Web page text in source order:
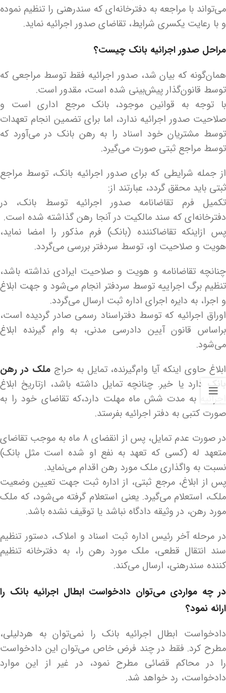
می‌تواند با مراجعه به دفترخانه‌ای که سندرهنی را تنظیم نموده
و با رعایت یکسری شرایط، تقاضای صدور اجرائیه نماید.
مراحل صدور اجرائیه بانک چیست؟
همان‌گونه که بیان شد، صدور اجرائیه فقط توسط مراجعی که
توسط قانون‌گذار پیش‌بینی شده است، مقدور است.
با توجه به قوانین موجود، بانک مرجع اداری است و
صلاحیت صدور اجرائیه ندارد، اما برای تضمین انجام تعهدات
توسط مشتریان خود اسناد را به رهن بانک در می‌آورد که
توسط مراجع ثبتی صورت می‌گیرد.
از جمله شرایطی که برای صدور اجرائیه بانک، توسط مراجع
ثبتی باید محقق گردد، عبارتند از:
تکمیل فرم تقاضانامه صدور اجرائیه توسط بانک، در
دفترخانه‌ای که سند مالکیت در آنجا رهن گذاشته شده است.
پس ازاینکه تقاضاکننده (بانک) فرم مذکور را امضا نماید،
هویت و صلاحیت او، توسط سردفتر بررسی می‌گردد.
چنانچه تقاضانامه و هویت و صلاحیت ایرادی نداشته باشد،
تنظیم برگ اجراییه توسط سردفتر انجام می‌شود و جهت ابلاغ
و اجرا، به دایره اجرای اداره ثبت ارسال می‌گردد.
اوراق اجرائیه که توسط دفتراسناد رسمی صادر گردیده است،
براساس قانون آیین دادرسی مدنی، به وام گیرنده ابلاغ
می‌شود.
ابلاغ حاوی اینکه آیا وام‌گیرنده، تمایل به حراجملک در رهن
بانک دارد یا خیر. چنانچه تمایل داشته باشد، ازتاریخ ابلاغ
اجرائیه به مدت شش ماه مهلت دارد،که تقاضای خود را به
صورت کتبی به دفتر اجرائیه بفرستد.
در صورت عدم تمایل، پس از انقضای ۸ ماه به موجب تقاضای
متعهد له (کسی که تعهد به نفع او شده است مثل بانک)
نسبت به واگذاری ملک مورد رهن اقدام می‌نماید.
پس از ابلاغ، مرجع ثبتی، از اداره ثبت جهت تعیین وضعیت
ملک، استعلام می‌گیرد. یعنی استعلام گرفته می‌شود، که ملک
مورد رهن، در وثیقه دادگاه نباشد یا توقیف نشده باشد.
در مرحله آخر رئیس اداره ثبت اسناد و املاک، دستور تنظیم
سند انتقال قطعی، ملک مورد رهن را، به دفترخانه تنظیم
کننده سندرهنی، ارسال می‌کند.
در چه مواردی می‌‌توان دادخواست ابطال اجرائیه بانک را
ارائه نمود؟
دادخواست ابطال اجرائیه بانک را نمی‌توان به هردلیلی،
مطرح کرد. فقط در چند فرض خاص می‌توان این دادخواست
را در محاکم قضائی مطرح نمود، در غیر از این موارد
دادخواست، رد خواهد شد.